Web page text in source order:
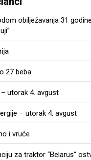
obilježavanja 31
27 beba
utorak 4. avgust
– utorak 4. avgust
i vruće
za traktor “Belarus”